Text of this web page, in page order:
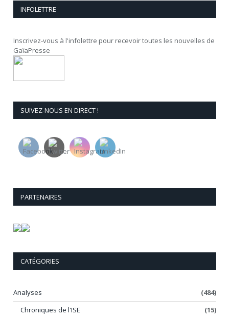
INFOLETTRE
Inscrivez-vous à l'infolettre pour recevoir toutes les nouvelles de
GaïaPresse
SUIVEZ-NOUS EN DIRECT !
PARTENAIRES
CATÉGORIES
Analyses
(484)
Chroniques de l'ISE
(15)